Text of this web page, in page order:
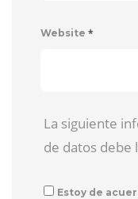
Website *
La siguiente
de datos debe
Estoy de